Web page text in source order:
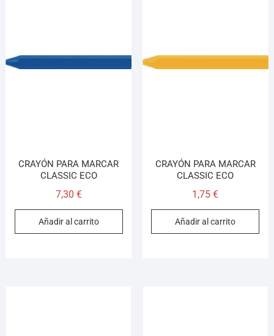
CRAYÓN PARA MARCAR
CLASSIC ECO
7,30 €
Añadir al carrito
CRAYÓN PARA MARCAR
CLASSIC ECO
1,75€
Añadir al carrito